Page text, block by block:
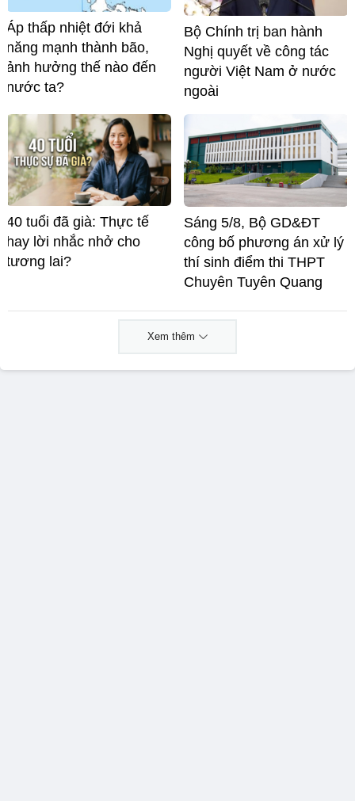
Áp thấp nhiệt đới khả
năng mạnh thành bão,
ảnh hưởng thế nào đến
nước ta?
Bộ Chính trị ban hành
Nghị quyết về công tác
người Việt Nam ở nước
ngoài
40 tuổi đã già: Thực tế
hay lời nhắc nhở cho
tương lai?
Sáng 5/8, Bộ GD&ĐT
công bố phương án xử lý
thí sinh điểm thi THPT
Chuyên Tuyên Quang
Xem thêm